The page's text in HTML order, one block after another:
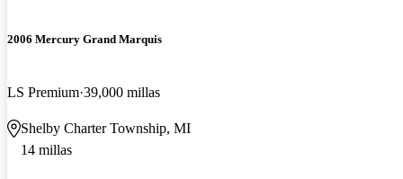
2006 Mercury Grand Marquis
LS Premium 39,000 millas
Shelby Charter Township, MI
14 millas